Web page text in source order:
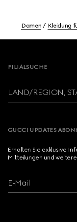
Damen Kleidung
FILIALSUCHE
LAND/REGION,
GUCCI UPDATES
Erhalten Sie exklusive
Mitteilungen und
E-Mail